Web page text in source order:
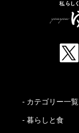
- カテゴリー一覧
- 暮らしと食